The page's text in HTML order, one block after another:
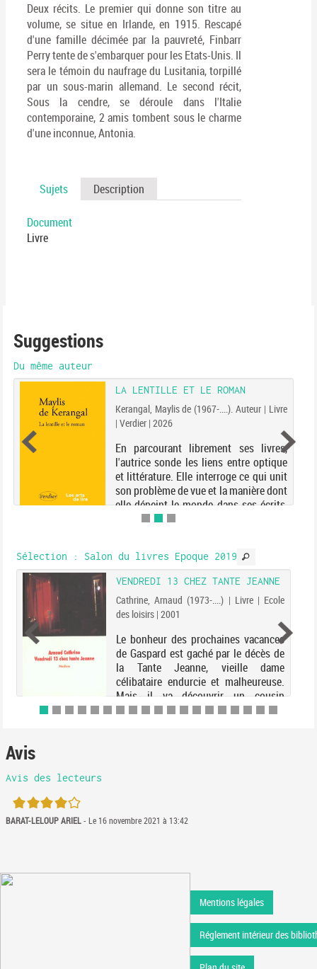
Deux récits. Le premier qui donne son titre au
volume, se situe en Irlande, en 1915. Rescapé
d'une famille décimée par la pauvreté, Finbarr
Perry tente de s'embarquer pour les Etats-Unis. Il
sera le témoin du naufrage du Lusitania, torpillé
par un sous-marin allemand. Le second récit,
Sous la cendre, se déroule dans l'Italie
contemporaine, 2 amis tombent sous le charme
d'une inconnue, Antonia.
Sujets Description
Document
Livre
Suggestions
Du même auteur
LA LENTILLE ET LE ROMAN
Kerangal, Maylis de (1967-....). Auteur | Livre
| Verdier | 2026
En parcourant librement ses livres,
l'autrice sonde les liens entre optique
et littérature. Elle interroge ce qui unit
son problème de vue et la manière dont
elle dépeint le monde dans ses écrits,
affirmant que le roman est sa lon...
Sélection : Salon du livres Epoque 2019
VENDREDI 13 CHEZ TANTE JEANNE
Cathrine, Arnaud (1973-....) | Livre | Ecole
des loisirs | 2001
Le bonheur des prochaines vacances
de Gaspard est gaché par le décès de
la Tante Jeanne, vieille dame
célibataire endurcie et malheureuse.
Mais il va découvrir un cousin
inconnu, un journal intime et quelques
Avis
Avis des lecteurs
4/5
BARAT-LELOUP ARIEL - Le 16 novembre 2021 à 13:42
Mentions légales
Réglement intérieur des